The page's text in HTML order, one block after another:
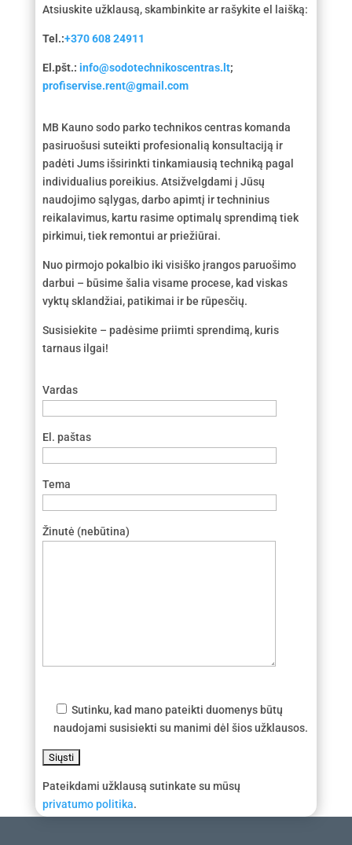
Atsiuskite užklausą, skambinkite ar rašykite el laišką:
Tel.:+370 608 24911
El.pšt.: info@sodotechnikoscentras.lt;
profiservise.rent@gmail.com
MB Kauno sodo parko technikos centras komanda
pasiruošusi suteikti profesionalią konsultaciją ir
padėti Jums išsirinkti tinkamiausią techniką pagal
individualius poreikius. Atsižvelgdami į Jūsų
naudojimo sąlygas, darbo apimtį ir techninius
reikalavimus, kartu rasime optimalų sprendimą tiek
pirkimui, tiek remontui ar priežiūrai.
Nuo pirmojo pokalbio iki visiško įrangos paruošimo
darbui – būsime šalia visame procese, kad viskas
vyktų sklandžiai, patikimai ir be rūpesčių.
Susisiekite – padėsime priimti sprendimą, kuris
tarnaus ilgai!
Vardas
El. paštas
Tema
Žinutė (nebūtina)
Sutinku, kad mano pateikti duomenys būtų
naudojami susisiekti su manimi dėl šios užklausos.
Pateikdami užklausą sutinkate su mūsų
privatumo politika.